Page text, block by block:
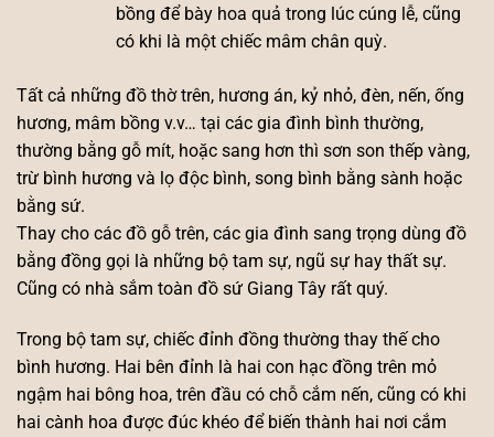
bồng để bày hoa quả trong lúc cúng lễ, cũng
có khi là một chiếc mâm chân quỳ.
Tất cả những đồ thờ trên, hương án, kỷ nhỏ, đèn, nến, ống
hương, mâm bồng v.v… tại các gia đình bình thường,
thường bằng gỗ mít, hoặc sang hơn thì sơn son thếp vàng,
trừ bình hương và lọ độc bình, song bình bằng sành hoặc
bằng sứ.
Thay cho các đồ gỗ trên, các gia đình sang trọng dùng đồ
bằng đồng gọi là những bộ tam sự, ngũ sự hay thất sự.
Cũng có nhà sắm toàn đồ sứ Giang Tây rất quý.
Trong bộ tam sự, chiếc đỉnh đồng thường thay thế cho
bình hương. Hai bên đỉnh là hai con hạc đồng trên mỏ
ngậm hai bông hoa, trên đầu có chỗ cắm nến, cũng có khi
hai cành hoa được đúc khéo để biến thành hai nơi cắm